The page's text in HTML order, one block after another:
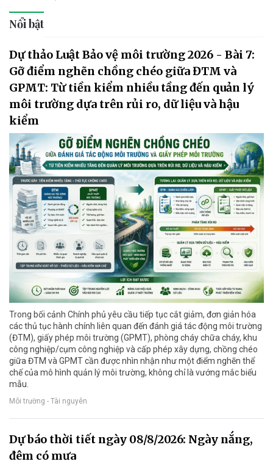
Nổi bật
Dự thảo Luật Bảo vệ môi trường 2026 - Bài 7:
Gỡ điểm nghẽn chồng chéo giữa ĐTM và
GPMT: Từ tiền kiểm nhiều tầng đến quản lý
môi trường dựa trên rủi ro, dữ liệu và hậu
kiểm
Trong bối cảnh Chính phủ yêu cầu tiếp tục cắt giảm, đơn giản hóa
các thủ tục hành chính liên quan đến đánh giá tác động môi trường
(ĐTM), giấy phép môi trường (GPMT), phòng cháy chữa cháy, khu
công nghiệp/cụm công nghiệp và cấp phép xây dựng, chồng chéo
giữa ĐTM và GPMT cần được nhìn nhận như một điểm nghẽn thể
chế của mô hình quản lý môi trường, không chỉ là vướng mắc biểu
mẫu.
Môi trường - Tài nguyên
Dự báo thời tiết ngày 08/8/2026: Ngày nắng,
đêm có mưa